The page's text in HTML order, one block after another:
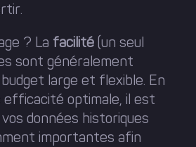
? La facilité(un seul
sont généralement
large et flexible. En
optimale, il est
données historiques
importantes afin